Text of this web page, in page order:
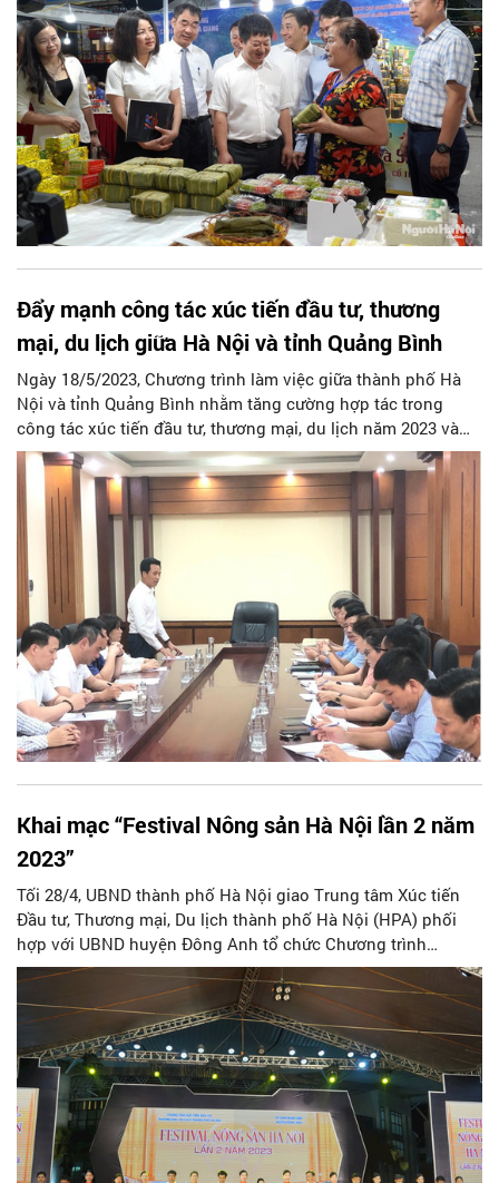
mại MELINH PLAZA Hà Đông.
Đẩy mạnh công tác xúc tiến đầu tư, thương
mại, du lịch giữa Hà Nội và tỉnh Quảng Bình
Ngày 18/5/2023, Chương trình làm việc giữa thành phố Hà
Nội và tỉnh Quảng Bình nhằm tăng cường hợp tác trong
công tác xúc tiến đầu tư, thương mại, du lịch năm 2023 và
các năm tiếp theo đã diễn ra tại Sở Công Thương tỉnh Quảng
Bình.
Khai mạc “Festival Nông sản Hà Nội lần 2 năm
2023”
Tối 28/4, UBND thành phố Hà Nội giao Trung tâm Xúc tiến
Đầu tư, Thương mại, Du lịch thành phố Hà Nội (HPA) phối
hợp với UBND huyện Đông Anh tổ chức Chương trình
“Festival nông sản Hà Nội lần 2 năm 2023” tại Nhà văn hóa
huyện Đông Anh.